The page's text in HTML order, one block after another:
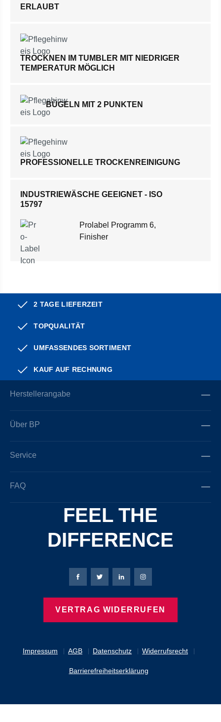
ERLAUBT
TROCKNEN IM TUMBLER MIT NIEDRIGER
TEMPERATUR MÖGLICH
BÜGELN MIT 2 PUNKTEN
PROFESSIONELLE TROCKENREINIGUNG
INDUSTRIEWÄSCHE GEEIGNET - ISO
15797
Prolabel Programm 6,
Finisher
2 TAGE LIEFERZEIT
TOPQUALITÄT
UMFASSENDES SORTIMENT
KAUF AUF RECHNUNG
Herstellerangabe
Über BP
Service
FAQ
FEEL THE
DIFFERENCE
Impressum AGB Datenschutz Widerrufsrecht
Barrierefreiheitserklärung
Bierbaum-Proenen Facebook-Seite
Bierbaum-Proenen Twitter Seite
Bierbaum-Proenen LinkedIn
Bierbaum-Proenen
VERTRAG WIDERRUFEN